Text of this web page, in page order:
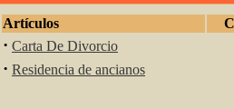
Artículos
· Carta De Divorcio
· Residencia de ancianos